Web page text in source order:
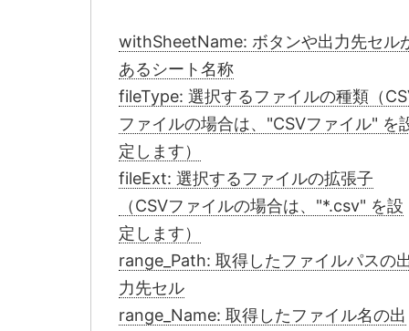
withSheetName: ボタンや出力先セル
あるシート名称
fileType: 選択するファイルの種類（
ファイルの場合は、"CSVファイル" を
定します）
fileExt: 選択するファイルの拡張子
（CSVファイルの場合は、"*.csv" を設
定します）
range_Path: 取得したファイルパスの
力先セル
range_Name: 取得したファイル名の出